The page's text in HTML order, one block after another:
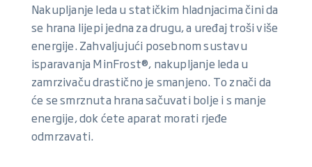
Nakupljanje leda u statičkim hladnjacima čini da
se hrana lijepi jedna za drugu, a uređaj troši više
energije. Zahvaljujući posebnom sustavu
isparavanja MinFrost®, nakupljanje leda u
zamrzivaču drastično je smanjeno. To znači da
će se smrznuta hrana sačuvati bolje i s manje
energije, dok ćete aparat morati rjeđe
odmrzavati.